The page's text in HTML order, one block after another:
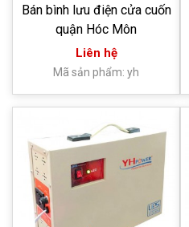
Bán bình lưu điện cửa cuốn
quận Hóc Môn
Liên hệ
Mã sản phẩm: yh